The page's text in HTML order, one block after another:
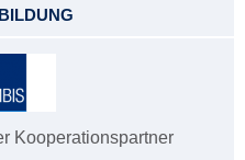
Kooperationspartner